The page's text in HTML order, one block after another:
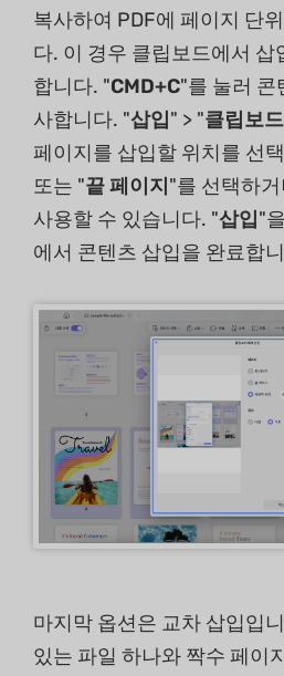
복사하여 PDF에 페이지 단
다. 이 경우 클립보드에서
합니다. "CMD+C"를 눌러 콘
사합니다. "삽입" > "클립보
페이지를 삽입할 위치를 선
또는 "끝 페이지"를 선택하
사용할 수 있습니다. "삽입"
에서 콘텐츠 삽입을 완료합
마지막 옵션은 교차 삽입입
있는 파일 하나와 짝수 페이